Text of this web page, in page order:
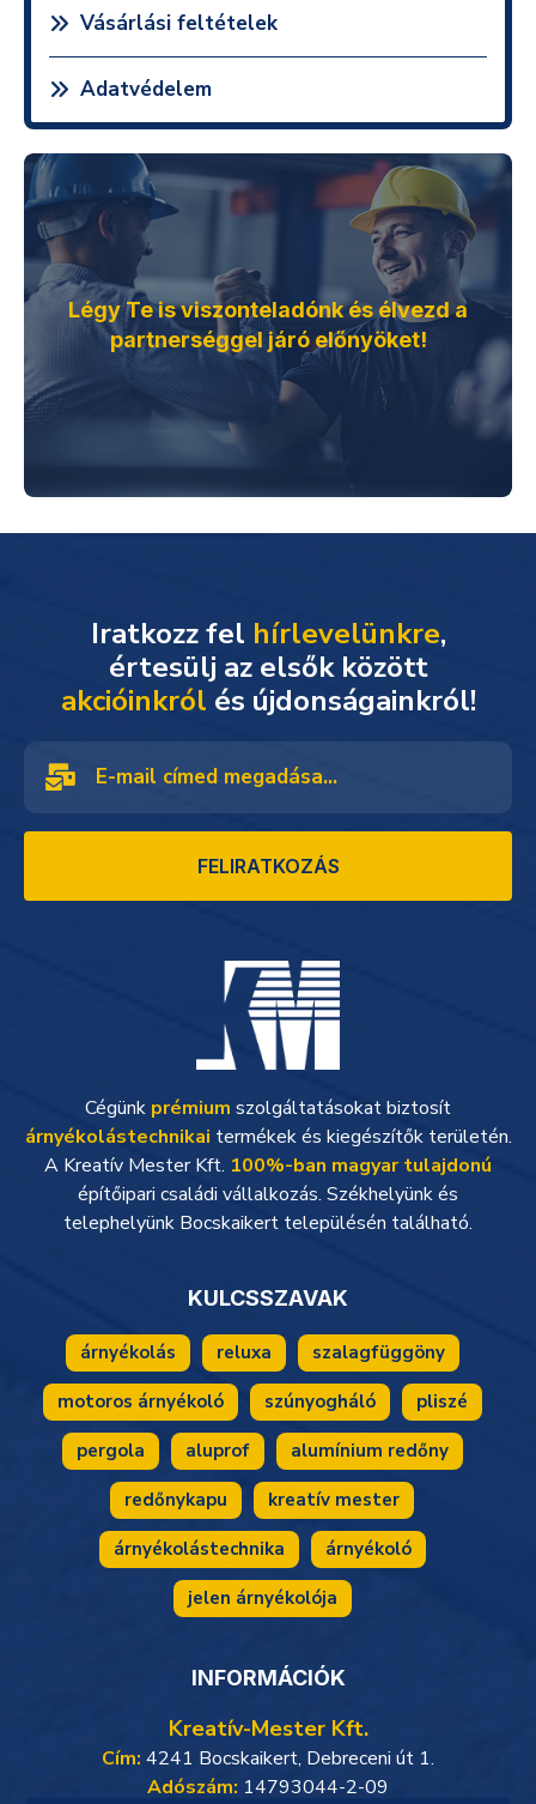
Vásárlási feltételek
Adatvédelem
Légy Te is viszonteladónk és élvezd a
partnerséggel járó előnyöket!
Iratkozz fel hírlevelünkre,
értesülj az elsők között
akcióinkról és újdonságainkról!
FELIRATKOZÁS
Cégünk prémium szolgáltatásokat biztosít
árnyékolástechnikai termékek és kiegészítők területén.
A Kreatív Mester Kft. 100%-ban magyar tulajdonú
építőipari családi vállalkozás. Székhelyünk és
telephelyünk Bocskaikert településén található.
KULCSSZAVAK
árnyékolás reluxa szalagfüggöny
motoros árnyékoló szúnyogháló pliszé
pergola aluprof alumínium redőny
redőnykapu kreatív mester
árnyékolástechnika árnyékoló
jelen árnyékolója
INFORMÁCIÓK
Kreatív-Mester Kft.
Cím: 4241 Bocskaikert, Debreceni út 1.
Adószám: 14793044-2-09